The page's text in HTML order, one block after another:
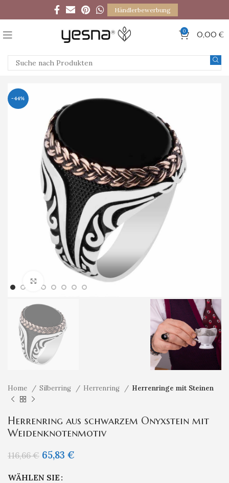
Händlerbewerbung
0 0,00 €
-44%
Klicken um zu vergrößern
Home Silberring Herrenring Herrenringe mit Steinen
Herrenring aus schwarzem Onyxstein mit
Weidenknotenmotiv
116,66€ 65,83 €
WÄHLEN SIE